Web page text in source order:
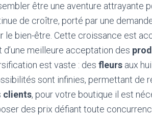
être une aventure attrayante
de croître, porté par une
le bien-être. Cette croissance est
meilleure acceptation des
est vaste : des fleurs aux
sont infinies, permettant de
clients, pour votre boutique il est
des prix défiant toute